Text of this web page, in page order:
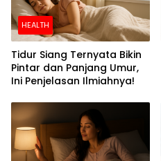
HEALTH
Tidur Siang Ternyata Bikin
Pintar dan Panjang Umur,
Ini Penjelasan Ilmiahnya!